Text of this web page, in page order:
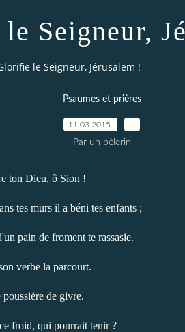
Seigneur,
le Seigneur, Jérusalem !
Psaumes et prières
11.03.2015
Par un pèlerin
ton Dieu, ô Sion !
tes murs il a béni tes enfants ;
pain de froment te rassasie.
verbe la parcourt.
de givre.
froid, qui pourrait tenir ?